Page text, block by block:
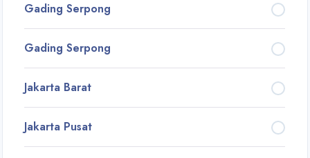
Gading Serpong
Gading Serpong
Jakarta Barat
Jakarta Pusat